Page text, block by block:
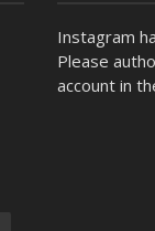
Instagram
Please
account in